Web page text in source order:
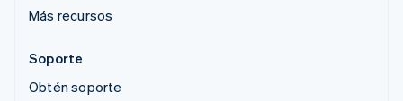
Más recursos
Soporte
Obtén soporte